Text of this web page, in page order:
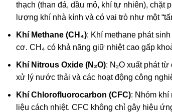
thạch (than đá, dầu mỏ, khí tự nhiên), chặt
lượng khí nhà kính và có vai trò như một
Khí Methane (CH₄): Khí methane phát
cơ. CH₄ có khả năng giữ nhiệt cao gấp
Khí Nitrous Oxide (N₂O): N₂O xuất phát
xử lý nước thải và các hoạt động công
Khí Chlorofluorocarbon (CFC): Nhóm khí
liệu cách nhiệt. CFC không chỉ gây hiệu